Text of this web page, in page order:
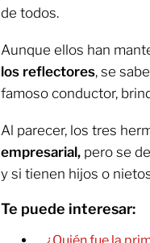
de todos.
Aunque ellos han
los reflectores, se
famoso conductor,
Al parecer, los tres
empresarial, pero se
y si tienen hijos o
Te puede interesar: